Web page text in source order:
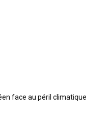
face au péril climatique